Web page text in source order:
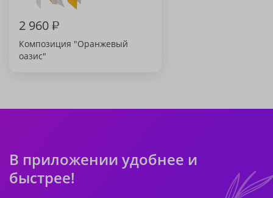
2 960₽
Композиция "Оранжевый
оазис"
В приложении удобнее и
быстрее!